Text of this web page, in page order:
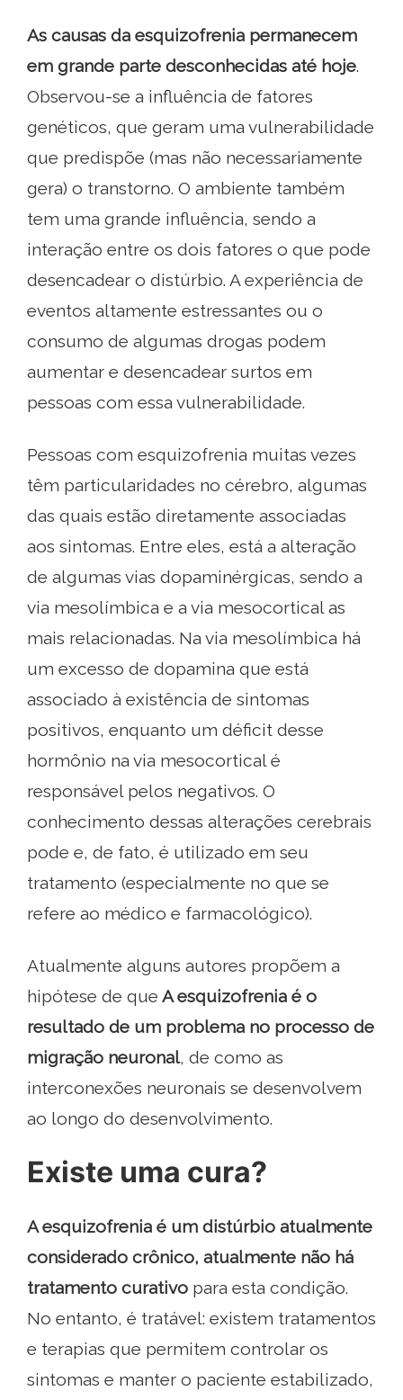
As causas da esquizofrenia permanecem
em grande parte desconhecidas até hoje.
Observou-se a influência de fatores
genéticos, que geram uma vulnerabilidade
que predispõe (mas não necessariamente
gera) o transtorno. O ambiente também
tem uma grande influência, sendo a
interação entre os dois fatores o que pode
desencadear o distúrbio. A experiência de
eventos altamente estressantes ou o
consumo de algumas drogas podem
aumentar e desencadear surtos em
pessoas com essa vulnerabilidade.
Pessoas com esquizofrenia muitas vezes
têm particularidades no cérebro, algumas
das quais estão diretamente associadas
aos sintomas. Entre eles, está a alteração
de algumas vias dopaminérgicas, sendo a
via mesolímbica e a via mesocortical as
mais relacionadas. Na via mesolímbica há
um excesso de dopamina que está
associado à existência de sintomas
positivos, enquanto um déficit desse
hormônio na via mesocortical é
responsável pelos negativos. O
conhecimento dessas alterações cerebrais
pode e, de fato, é utilizado em seu
tratamento (especialmente no que se
refere ao médico e farmacológico).
Atualmente alguns autores propõem a
hipótese de que A esquizofrenia é o
resultado de um problema no processo de
migração neuronal, de como as
interconexões neuronais se desenvolvem
ao longo do desenvolvimento.
Existe uma cura?
A esquizofrenia é um distúrbio atualmente
considerado crônico, atualmente não há
tratamento curativo para esta condição.
No entanto, é tratável: existem tratamentos
e terapias que permitem controlar os
sintomas e manter o paciente estabilizado,